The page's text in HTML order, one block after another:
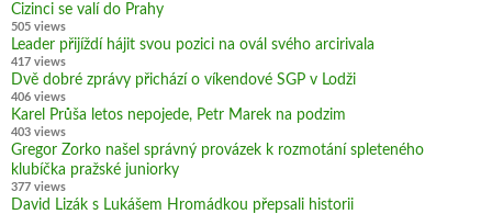
Cizinci se valí do Prahy
505 views
Leader přijíždí hájit svou pozici na ovál svého arcirivala
417 views
Dvě dobré zprávy přichází o víkendové SGP v Lodži
406 views
Karel Průša letos nepojede, Petr Marek na podzim
403 views
Gregor Zorko našel správný provázek k rozmotání spleteného
klubíčka pražské juniorky
377 views
David Lizák s Lukášem Hromádkou přepsali historii